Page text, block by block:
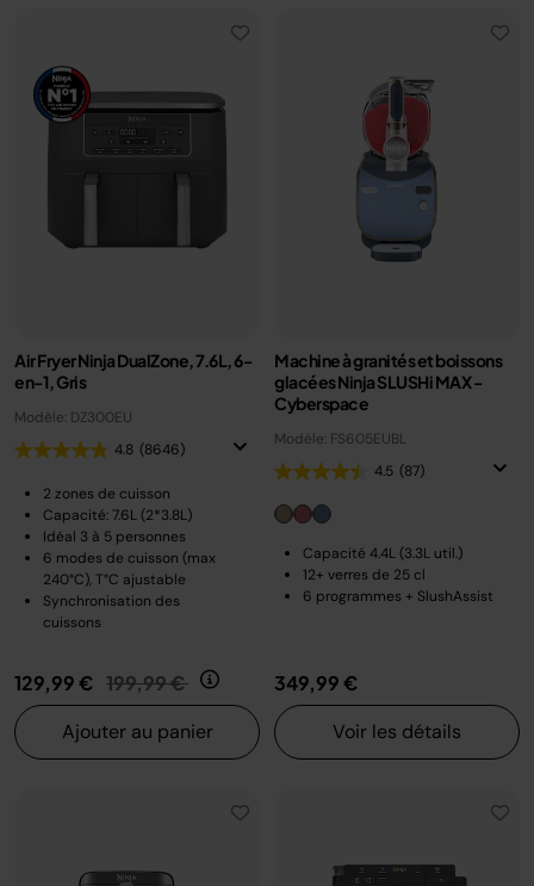
Air Fryer Ninja DualZone, 7.6L, 6-
en-1, Gris
Modèle: DZ300EU
4.8 (8646)
2 zones de cuisson
Capacité: 7.6L (2*3.8L)
Idéal 3 à 5 personnes
6 modes de cuisson (max
240°C), T°C ajustable
Synchronisation des
cuissons
129,99 € Prix réduit de
199,99 € au
Ajouter au panier
Machine à granités et boissons
glacées Ninja SLUSHi MAX -
Cyberspace
Modèle: FS605EUBL
4.5 (87)
Capacité 4.4L (3.3L util.)
12+ verres de 25 cl
6 programmes + SlushAssist
349,99 €
Voir les détails